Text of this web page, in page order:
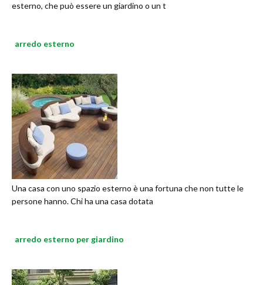
esterno, che può essere un giardino o un t
arredo esterno
Una casa con uno spazio esterno è una fortuna che non tutte le
persone hanno. Chi ha una casa dotata
arredo esterno per giardino